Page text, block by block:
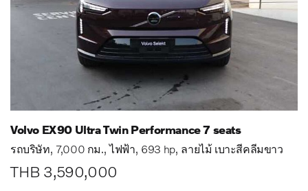
Volvo EX90 Ultra Twin Performance 7 seats
รถบริษัท 7,000 กม. ไฟฟ้า 693 hp ลายไม้ เบาะสีคลีมขาว
THB 3,590,000